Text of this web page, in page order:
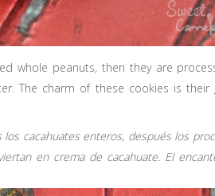
whole peanuts, then they are
The charm of these cookies is their
cacahuates enteros, después los
en crema de cacahuate. El